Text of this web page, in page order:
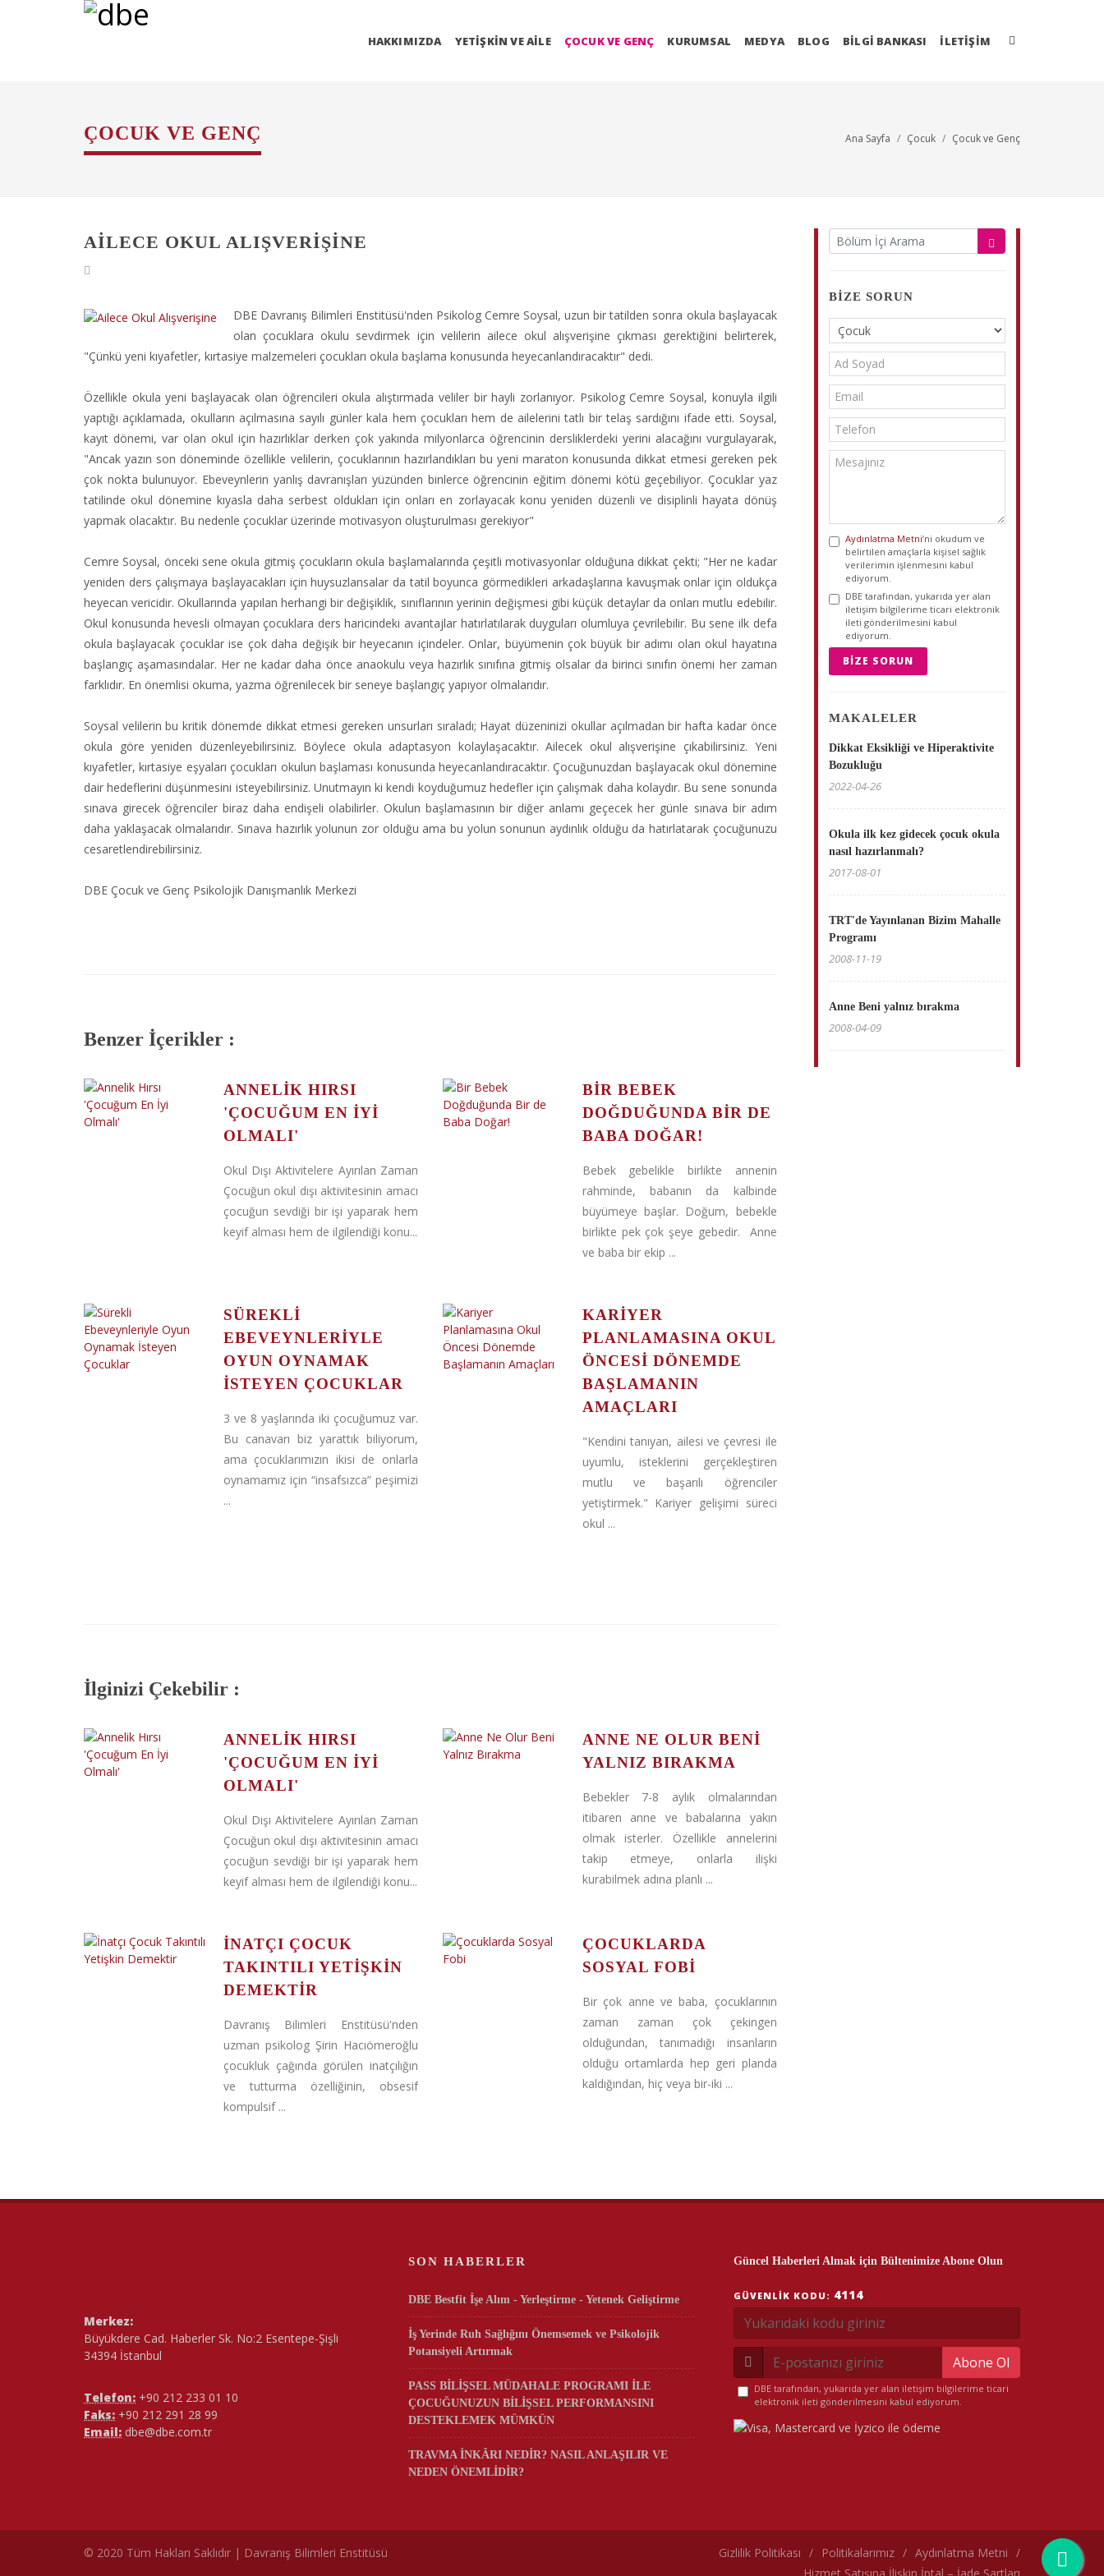
HAKKIMIZDA YETIŞKIN VE AILE ÇOCUK VE GENÇ KURUMSAL MEDYA BLOG BİLGİ BANKASI İLETIŞIM
ÇOCUK VE GENÇ Ana Sayfa Çocuk Çocuk ve Genç
AILECE OKUL ALIŞVERIŞINE
DBE Davranış Bilimleri Enstitüsü'nden Psikolog Cemre Soysal, uzun bir tatilden sonra okula başlayacak
olan çocuklara okulu sevdirmek için velilerin ailece okul alışverişine çıkması gerektiğini belirterek,
"Çünkü yeni kıyafetler, kırtasiye malzemeleri çocukları okula başlama konusunda heyecanlandıracaktır" dedi.
Özellikle okula yeni başlayacak olan öğrencileri okula alıştırmada veliler bir hayli zorlanıyor. Psikolog Cemre Soysal, konuyla ilgili
yaptığı açıklamada, okulların açılmasına sayılı günler kala hem çocukları hem de ailelerini tatlı bir telaş sardığını ifade etti. Soysal,
kayıt dönemi, var olan okul için hazırlıklar derken çok yakında milyonlarca öğrencinin dersliklerdeki yerini alacağını vurgulayarak,
"Ancak yazın son döneminde özellikle velilerin, çocuklarının hazırlandıkları bu yeni maraton konusunda dikkat etmesi gereken pek
çok nokta bulunuyor. Ebeveynlerin yanlış davranışları yüzünden binlerce öğrencinin eğitim dönemi kötü geçebiliyor. Çocuklar yaz
tatilinde okul dönemine kıyasla daha serbest oldukları için onları en zorlayacak konu yeniden düzenli ve disiplinli hayata dönüş
yapmak olacaktır. Bu nedenle çocuklar üzerinde motivasyon oluşturulması gerekiyor"
Cemre Soysal, önceki sene okula gitmiş çocukların okula başlamalarında çeşitli motivasyonlar olduğuna dikkat çekti; "Her ne kadar
yeniden ders çalışmaya başlayacakları için huysuzlansalar da tatil boyunca görmedikleri arkadaşlarına kavuşmak onlar için oldukça
heyecan vericidir. Okullarında yapılan herhangi bir değişiklik, sınıflarının yerinin değişmesi gibi küçük detaylar da onları mutlu edebilir.
Okul konusunda hevesli olmayan çocuklara ders haricindeki avantajlar hatırlatılarak duyguları olumluya çevrilebilir. Bu sene ilk defa
okula başlayacak çocuklar ise çok daha değişik bir heyecanın içindeler. Onlar, büyümenin çok büyük bir adımı olan okul hayatına
başlangıç aşamasındalar. Her ne kadar daha önce anaokulu veya hazırlık sınıfına gitmiş olsalar da birinci sınıfın önemi her zaman
farklıdır. En önemlisi okuma, yazma öğrenilecek bir seneye başlangıç yapıyor olmalarıdır.
Soysal velilerin bu kritik dönemde dikkat etmesi gereken unsurları sıraladı; Hayat düzeninizi okullar açılmadan bir hafta kadar önce
okula göre yeniden düzenleyebilirsiniz. Böylece okula adaptasyon kolaylaşacaktır. Ailecek okul alışverişine çıkabilirsiniz. Yeni
kıyafetler, kırtasiye eşyaları çocukları okulun başlaması konusunda heyecanlandıracaktır. Çocuğunuzdan başlayacak okul dönemine
dair hedeflerini düşünmesini isteyebilirsiniz. Unutmayın ki kendi koyduğumuz hedefler için çalışmak daha kolaydır. Bu sene sonunda
sınava girecek öğrenciler biraz daha endişeli olabilirler. Okulun başlamasının bir diğer anlamı geçecek her günle sınava bir adım
daha yaklaşacak olmalarıdır. Sınava hazırlık yolunun zor olduğu ama bu yolun sonunun aydınlık olduğu da hatırlatarak çocuğunuzu
cesaretlendirebilirsiniz.
DBE Çocuk ve Genç Psikolojik Danışmanlık Merkezi
Benzer İçerikler :
ANNELIK HIRSI
'ÇOCUĞUM EN İYI
OLMALI'
Okul Dışı Aktivitelere Ayırılan Zaman
Çocuğun okul dışı aktivitesinin amacı
çocuğun sevdiği bir işi yaparak hem
keyif alması hem de ilgilendiği konu...
BIR BEBEK
DOĞDUĞUNDA BIR DE
BABA DOĞAR!
Bebek gebelikle birlikte annenin
rahminde, babanın da kalbinde
büyümeye başlar. Doğum, bebekle
birlikte pek çok şeye gebedir. Anne
ve baba bir ekip ...
SÜREKLI
EBEVEYNLERIYLE
OYUN OYNAMAK
İSTEYEN ÇOCUKLAR
3 ve 8 yaşlarında iki çocuğumuz var.
Bu canavarı biz yarattık biliyorum,
ama çocuklarımızın ikisi de onlarla
oynamamız için “insafsızca” peşimizi
...
KARIYER
PLANLAMASINA OKUL
ÖNCESI DÖNEMDE
BAŞLAMANIN
AMAÇLARI
"Kendini tanıyan, ailesi ve çevresi ile
uyumlu, isteklerini gerçekleştiren
mutlu ve başarılı öğrenciler
yetiştirmek." Kariyer gelişimi süreci
okul ...
İlginizi Çekebilir :
ANNELIK HIRSI
'ÇOCUĞUM EN İYI
OLMALI'
Okul Dışı Aktivitelere Ayırılan Zaman
Çocuğun okul dışı aktivitesinin amacı
çocuğun sevdiği bir işi yaparak hem
keyif alması hem de ilgilendiği konu...
ANNE NE OLUR BENI
YALNIZ BIRAKMA
Bebekler 7-8 aylık olmalarından
itibaren anne ve babalarına yakın
olmak isterler. Özellikle annelerini
takip etmeye, onlarla ilişki
kurabilmek adına planlı ...
İNATÇI ÇOCUK
TAKINTILI YETIŞKIN
DEMEKTIR
Davranış Bilimleri Enstitüsü'nden
uzman psikolog Şirin Hacıömeroğlu
çocukluk çağında görülen inatçılığın
ve tutturma özelliğinin, obsesif
kompulsif ...
ÇOCUKLARDA
SOSYAL FOBI
Bir çok anne ve baba, çocuklarının
zaman zaman çok çekingen
olduğundan, tanımadığı insanların
olduğu ortamlarda hep geri planda
kaldığından, hiç veya bir-iki ...
BIZE SORUN
Aydınlatma Metni’ni okudum ve
belirtilen amaçlarla kişisel sağlık
verilerimin işlenmesini kabul
ediyorum.
DBE tarafından, yukarıda yer alan
iletişim bilgilerime ticari elektronik
ileti gönderilmesini kabul
ediyorum.
BIZE SORUN
MAKALELER
Dikkat Eksikliği ve Hiperaktivite
Bozukluğu
2022-04-26
Okula ilk kez gidecek çocuk okula
nasıl hazırlanmalı?
2017-08-01
TRT'de Yayınlanan Bizim Mahalle
Programı
2008-11-19
Anne Beni yalnız bırakma
2008-04-09
Merkez:
Büyükdere Cad. Haberler Sk. No:2 Esentepe-Şişli
34394 İstanbul
Telefon: +90 212 233 01 10
Faks: +90 212 291 28 99
Email: dbe@dbe.com.tr
SON HABERLER
DBE Bestfit İşe Alım - Yerleştirme - Yetenek Geliştirme
İş Yerinde Ruh Sağlığını Önemsemek ve Psikolojik
Potansiyeli Artırmak
PASS BİLİŞSEL MÜDAHALE PROGRAMI İLE
ÇOCUĞUNUZUN BİLİŞSEL PERFORMANSINI
DESTEKLEMEK MÜMKÜN
TRAVMA İNKÂRI NEDİR? NASIL ANLAŞILIR VE
NEDEN ÖNEMLİDİR?
Güncel Haberleri Almak için Bültenimize Abone Olun
GÜVENLIK KODU: 4114
Abone Ol
DBE tarafından, yukarıda yer alan iletişim bilgilerime ticari
elektronik ileti gönderilmesini kabul ediyorum.
© 2020 Tüm Hakları Saklıdır | Davranış Bilimleri Enstitüsü Gizlilik Politikası / Politikalarımız / Aydınlatma Metni /